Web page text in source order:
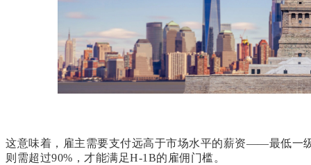
这意味着，雇主需要支付远高于市场水平的薪资——最低一
则需超过90%，才能满足H-1B的雇佣门槛。